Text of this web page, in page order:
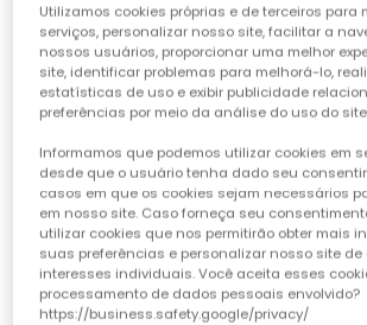
Utilizamos cookies próprias e de terceiros para
serviços, personalizar nosso site, facilitar a
nossos usuários, proporcionar uma melhor
site, identificar problemas para melhorá-lo,
estatísticas de uso e exibir publicidade
preferências por meio da análise do uso do
Informamos que podemos utilizar cookies em
desde que o usuário tenha dado seu
casos em que os cookies sejam necessários
em nosso site. Caso forneça seu
utilizar cookies que nos permitirão obter mais
suas preferências e personalizar nosso site
interesses individuais. Você aceita esses
processamento de dados pessoais envolvido?
https://business.safety.google/privacy/